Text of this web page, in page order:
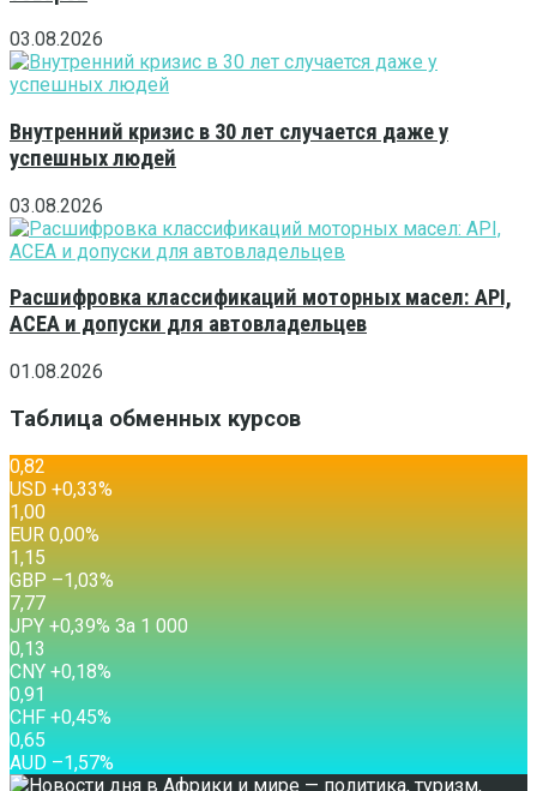
03.08.2026
Внутренний кризис в 30 лет случается даже у
успешных людей
03.08.2026
Расшифровка классификаций моторных масел: API,
ACEA и допуски для автовладельцев
01.08.2026
Таблица обменных курсов
0,82
USD +0,33%
1,00
EUR 0,00%
1,15
GBP –1,03%
7,77
JPY +0,39% За 1 000
0,13
CNY +0,18%
0,91
CHF +0,45%
0,65
AUD –1,57%